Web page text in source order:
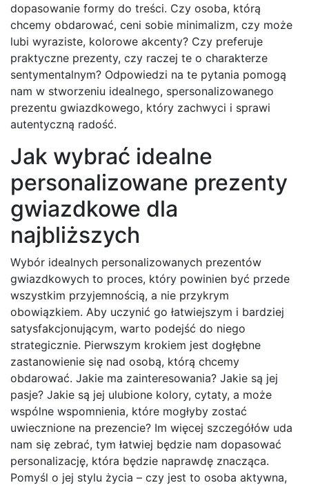
dopasowanie formy do treści. Czy osoba, którą
chcemy obdarować, ceni sobie minimalizm, czy może
lubi wyraziste, kolorowe akcenty? Czy preferuje
praktyczne prezenty, czy raczej te o charakterze
sentymentalnym? Odpowiedzi na te pytania pomogą
nam w stworzeniu idealnego, spersonalizowanego
prezentu gwiazdkowego, który zachwyci i sprawi
autentyczną radość.
Jak wybrać idealne
personalizowane prezenty
gwiazdkowe dla
najbliższych
Wybór idealnych personalizowanych prezentów
gwiazdkowych to proces, który powinien być przede
wszystkim przyjemnością, a nie przykrym
obowiązkiem. Aby uczynić go łatwiejszym i bardziej
satysfakcjonującym, warto podejść do niego
strategicznie. Pierwszym krokiem jest dogłębne
zastanowienie się nad osobą, którą chcemy
obdarować. Jakie ma zainteresowania? Jakie są jej
pasje? Jakie są jej ulubione kolory, cytaty, a może
wspólne wspomnienia, które mogłyby zostać
uwiecznione na prezencie? Im więcej szczegółów uda
nam się zebrać, tym łatwiej będzie nam dopasować
personalizację, która będzie naprawdę znacząca.
Pomyśl o jej stylu życia – czy jest to osoba aktywna,